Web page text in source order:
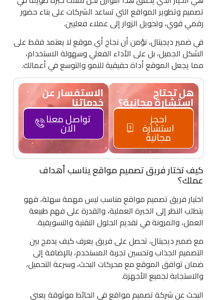
تصميم وتطوير المواقع التي تساعد الشركات على بناء حضور
رقمي قوي، وتحويل الزوار إلى عملاء فعليين.
في ضمير ديجيتال، نؤمن أن نجاح أي موقع لا يعتمد فقط على
الشكل الجميل، بل على الأداء الفعلي وسهولة الاستخدام،
مما يجعل الموقع أداة حقيقية للنمو والتوسع في أعمالك.
هل تحتاج
استشارة مجانية؟
احجز
استشارة
مجانية
الاستفسار عن
خدماتنا
تواصل معنا
الان
كيف تختار فريق تصميم مواقع يناسب أهداف
عملك؟
اختيار فريق تصميم مواقع مناسب ليس مهمة سهلة، فهو
يتطلب النظر إلى الخبرة العملية، والقدرة على فهم طبيعة
العمل، والمرونة في تقديم الحلول التقنية والتسويقية.
مع ضمير ديجيتال، تحصل على فريق يعرف كيف يدمج بين
التصميم الجذاب وتحسين تجربة المستخدم، بالإضافة إلى
ضمان توافق الموقع مع محركات البحث، وسرعة التحميل،
والاستجابة لجميع الأجهزة.
البحث عن شركة تصميم مواقع في الحائط موثوقة يعني